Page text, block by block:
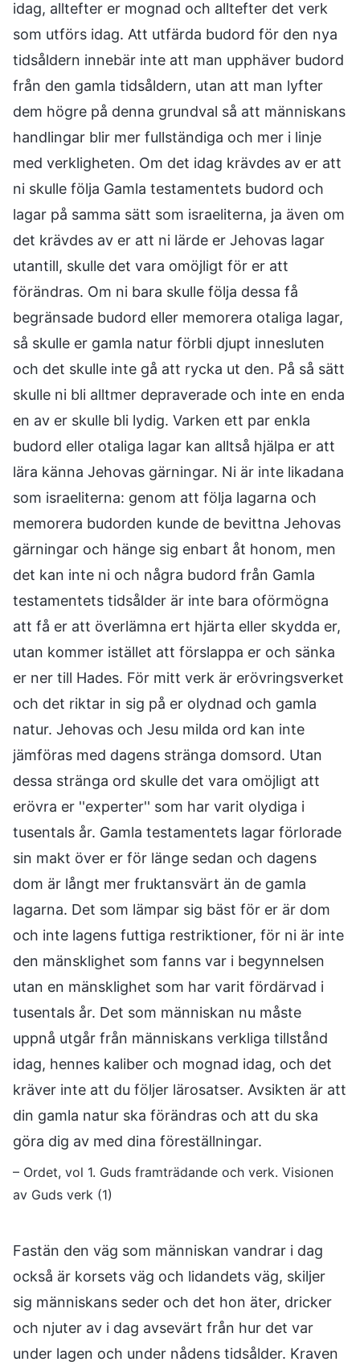
idag, alltefter er mognad och alltefter det verk
som utförs idag. Att utfärda budord för den nya
tidsåldern innebär inte att man upphäver budord
från den gamla tidsåldern, utan att man lyfter
dem högre på denna grundval så att människans
handlingar blir mer fullständiga och mer i linje
med verkligheten. Om det idag krävdes av er att
ni skulle följa Gamla testamentets budord och
lagar på samma sätt som israeliterna, ja även om
det krävdes av er att ni lärde er Jehovas lagar
utantill, skulle det vara omöjligt för er att
förändras. Om ni bara skulle följa dessa få
begränsade budord eller memorera otaliga lagar,
så skulle er gamla natur förbli djupt innesluten
och det skulle inte gå att rycka ut den. På så sätt
skulle ni bli alltmer depraverade och inte en enda
en av er skulle bli lydig. Varken ett par enkla
budord eller otaliga lagar kan alltså hjälpa er att
lära känna Jehovas gärningar. Ni är inte likadana
som israeliterna: genom att följa lagarna och
memorera budorden kunde de bevittna Jehovas
gärningar och hänge sig enbart åt honom, men
det kan inte ni och några budord från Gamla
testamentets tidsålder är inte bara oförmögna
att få er att överlämna ert hjärta eller skydda er,
utan kommer istället att förslappa er och sänka
er ner till Hades. För mitt verk är erövringsverket
och det riktar in sig på er olydnad och gamla
natur. Jehovas och Jesu milda ord kan inte
jämföras med dagens stränga domsord. Utan
dessa stränga ord skulle det vara omöjligt att
erövra er ''experter'' som har varit olydiga i
tusentals år. Gamla testamentets lagar förlorade
sin makt över er för länge sedan och dagens
dom är långt mer fruktansvärt än de gamla
lagarna. Det som lämpar sig bäst för er är dom
och inte lagens futtiga restriktioner, för ni är inte
den mänsklighet som fanns var i begynnelsen
utan en mänsklighet som har varit fördärvad i
tusentals år. Det som människan nu måste
uppnå utgår från människans verkliga tillstånd
idag, hennes kaliber och mognad idag, och det
kräver inte att du följer lärosatser. Avsikten är att
din gamla natur ska förändras och att du ska
göra dig av med dina föreställningar.
– Ordet, vol 1. Guds framträdande och verk. Visionen
av Guds verk (1)
Fastän den väg som människan vandrar i dag
också är korsets väg och lidandets väg, skiljer
sig människans seder och det hon äter, dricker
och njuter av i dag avsevärt från hur det var
under lagen och under nådens tidsålder. Kraven